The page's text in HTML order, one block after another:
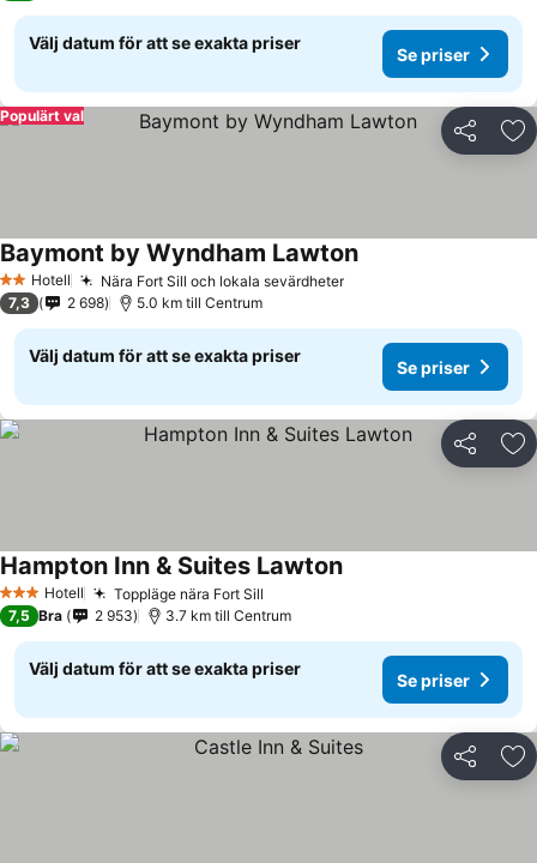
Välj datum för att se exakta priser
Se priser
Dela
Populärt val
2 Stjärnor
Hotell Nära Fort Sill och lokala sevärdheterSe priser
Baymont by Wyndham LawtonSe priser
7,3 2 698 5.0 km till Centrum
Välj datum för att se exakta priser
Se priser
Dela
3 StjärnorHotell Toppläge nära Fort Sill
Hampton Inn & Suites LawtonSe priser
7,5 Bra 2 953 3.7 km till Centrum
Välj datum för att se exakta priser
Se priser
Dela